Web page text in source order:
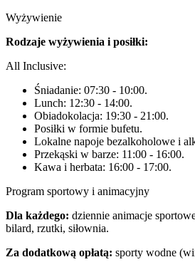
Wyżywienie
Rodzaje wyżywienia i posiłki:
All Inclusive:
Śniadanie: 07:30 - 10:00.
Lunch: 12:30 - 14:00.
Obiadokolacja: 19:30 - 21:00.
Posiłki w formie bufetu.
Lokalne napoje bezalkoholowe i
Przekąski w barze: 11:00 - 16:00.
Kawa i herbata: 16:00 - 17:00.
Program sportowy i animacyjny
Dla każdego: dziennie animacje
bilard, rzutki, siłownia.
Za dodatkową opłatą: sporty wodne